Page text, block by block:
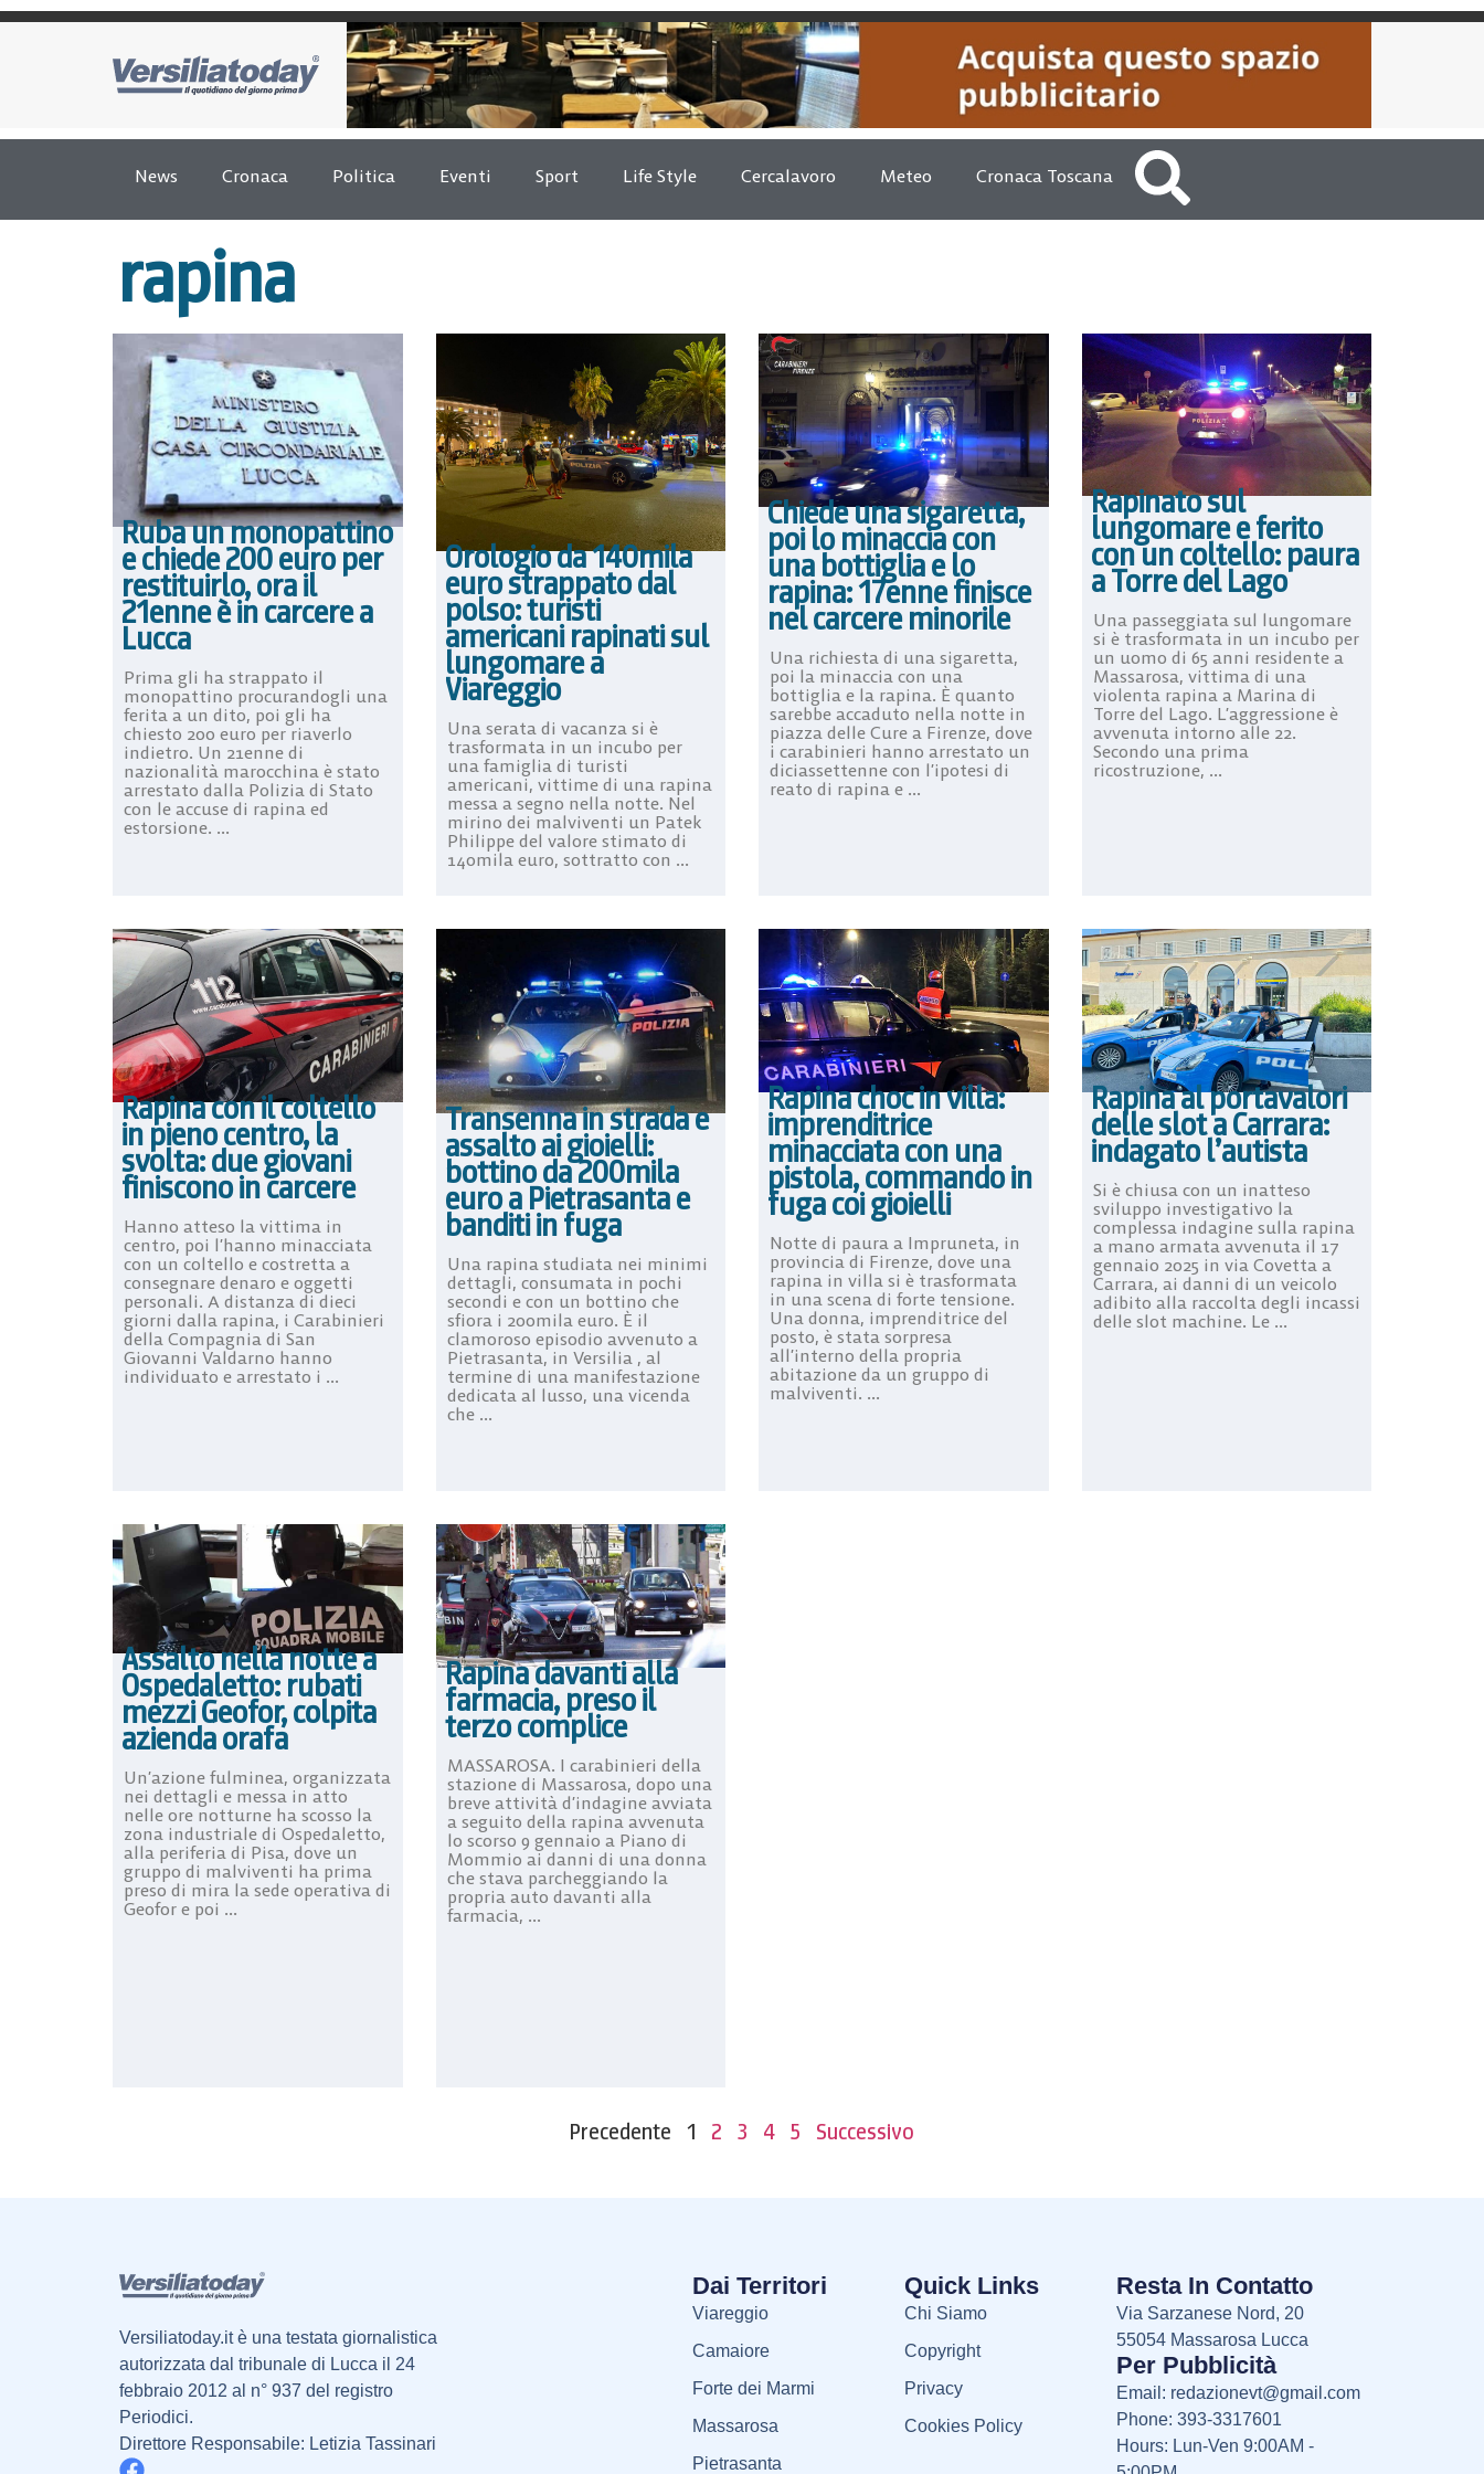
News Cronaca Politica Eventi Sport Life Style Cercalavoro Meteo Cronaca Toscana
rapina
Ruba un monopattino
e chiede 200 euro per
restituirlo, ora il
21enne è in carcere a
Lucca
Prima gli ha strappato il
monopattino procurandogli una
ferita a un dito, poi gli ha
chiesto 200 euro per riaverlo
indietro. Un 21enne di
nazionalità marocchina è stato
arrestato dalla Polizia di Stato
con le accuse di rapina ed
estorsione. ...
Orologio da 140mila
euro strappato dal
polso: turisti
americani rapinati sul
lungomare a
Viareggio
Una serata di vacanza si è
trasformata in un incubo per
una famiglia di turisti
americani, vittime di una rapina
messa a segno nella notte. Nel
mirino dei malviventi un Patek
Philippe del valore stimato di
140mila euro, sottratto con ...
Chiede una sigaretta,
poi lo minaccia con
una bottiglia e lo
rapina: 17enne finisce
nel carcere minorile
Una richiesta di una sigaretta,
poi la minaccia con una
bottiglia e la rapina. È quanto
sarebbe accaduto nella notte in
piazza delle Cure a Firenze, dove
i carabinieri hanno arrestato un
diciassettenne con l’ipotesi di
reato di rapina e ...
Rapinato sul
lungomare e ferito
con un coltello: paura
a Torre del Lago
Una passeggiata sul lungomare
si è trasformata in un incubo per
un uomo di 65 anni residente a
Massarosa, vittima di una
violenta rapina a Marina di
Torre del Lago. L’aggressione è
avvenuta intorno alle 22.
Secondo una prima
ricostruzione, ...
Rapina con il coltello
in pieno centro, la
svolta: due giovani
finiscono in carcere
Hanno atteso la vittima in
centro, poi l’hanno minacciata
con un coltello e costretta a
consegnare denaro e oggetti
personali. A distanza di dieci
giorni dalla rapina, i Carabinieri
della Compagnia di San
Giovanni Valdarno hanno
individuato e arrestato i ...
Transenna in strada e
assalto ai gioielli:
bottino da 200mila
euro a Pietrasanta e
banditi in fuga
Una rapina studiata nei minimi
dettagli, consumata in pochi
secondi e con un bottino che
sfiora i 200mila euro. È il
clamoroso episodio avvenuto a
Pietrasanta, in Versilia , al
termine di una manifestazione
dedicata al lusso, una vicenda
che ...
Rapina choc in villa:
imprenditrice
minacciata con una
pistola, commando in
fuga coi gioielli
Notte di paura a Impruneta, in
provincia di Firenze, dove una
rapina in villa si è trasformata
in una scena di forte tensione.
Una donna, imprenditrice del
posto, è stata sorpresa
all’interno della propria
abitazione da un gruppo di
malviventi. ...
Rapina al portavalori
delle slot a Carrara:
indagato l’autista
Si è chiusa con un inatteso
sviluppo investigativo la
complessa indagine sulla rapina
a mano armata avvenuta il 17
gennaio 2025 in via Covetta a
Carrara, ai danni di un veicolo
adibito alla raccolta degli incassi
delle slot machine. Le ...
Assalto nella notte a
Ospedaletto: rubati
mezzi Geofor, colpita
azienda orafa
Un’azione fulminea, organizzata
nei dettagli e messa in atto
nelle ore notturne ha scosso la
zona industriale di Ospedaletto,
alla periferia di Pisa, dove un
gruppo di malviventi ha prima
preso di mira la sede operativa di
Geofor e poi ...
Rapina davanti alla
farmacia, preso il
terzo complice
MASSAROSA. I carabinieri della
stazione di Massarosa, dopo una
breve attività d’indagine avviata
a seguito della rapina avvenuta
lo scorso 9 gennaio a Piano di
Mommio ai danni di una donna
che stava parcheggiando la
propria auto davanti alla
farmacia, ...
Precedente 1 2 3 4 5 Successivo
Versiliatoday.it è una testata giornalistica
autorizzata dal tribunale di Lucca il 24
febbraio 2012 al n° 937 del registro
Periodici.
Direttore Responsabile: Letizia Tassinari
Dai Territori
Viareggio
Camaiore
Forte dei Marmi
Massarosa
Pietrasanta
Quick Links
Chi Siamo
Copyright
Privacy
Cookies Policy
Resta In Contatto
Via Sarzanese Nord, 20
55054 Massarosa Lucca
Per Pubblicità
Email: redazionevt@gmail.com
Phone: 393-3317601
Hours: Lun-Ven 9:00AM -